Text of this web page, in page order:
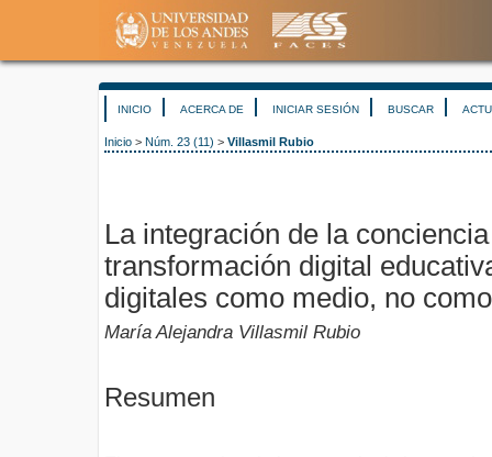
INICIO ACERCA DE INICIAR SESIÓN BUSCAR
Inicio > Núm. 23 (11) > Villasmil Rubio
La integración de la
transformación digital
digitales como medio, no
María Alejandra Villasmil Rubio
Resumen